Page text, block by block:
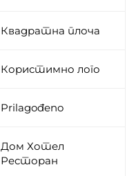
Квадратна плоча
Користимно лого
Prilagođeno
Дом Хотел
Ресторан